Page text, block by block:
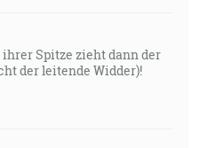
ihrer Spitze zieht dann der
der leitende Widder)!